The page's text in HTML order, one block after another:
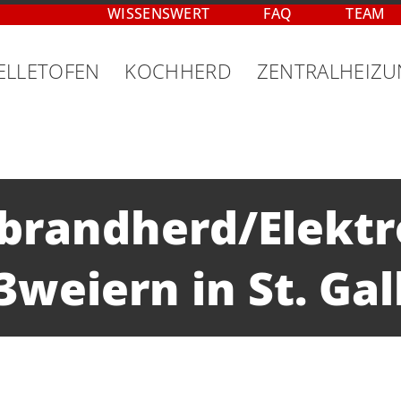
WISSENSWERT FAQ TEAM
KOCHHERD
in St.